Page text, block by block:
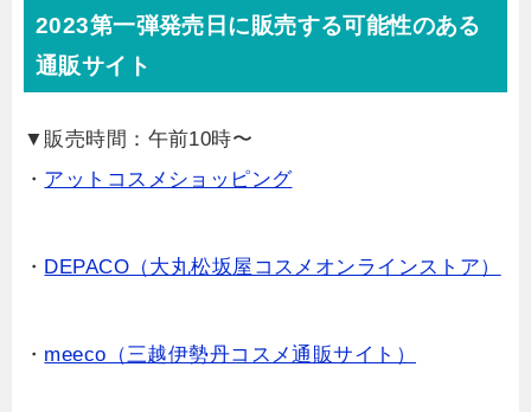
2023第一弾発売日に販売する可能性のある
通販サイト
▼販売時間：午前10時〜
・ アットコスメショッピング
・ DEPACO（大丸松坂屋コスメオンラインストア）
・ meeco（三越伊勢丹コスメ通販サイト）